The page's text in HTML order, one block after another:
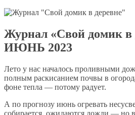
Журнал «Свой домик в
ИЮНЬ 2023
Лето у нас началось проливными
полным раскисанием почвы в
фоне тепла — потому радует.
А по прогнозу июнь огревать
собирается, ожидаются дожди — но